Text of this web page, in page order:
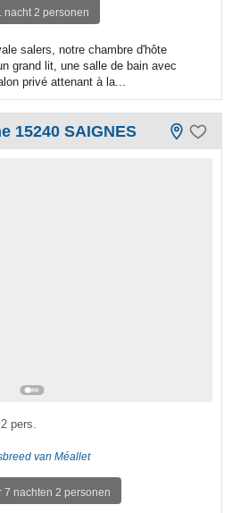
nacht 2 personen
salers, notre chambre d'hôte
grand lit, une salle de bain avec
privé attenant à la...
15240 SAIGNES
2 pers.
van Méallet
7 nachten 2 personen